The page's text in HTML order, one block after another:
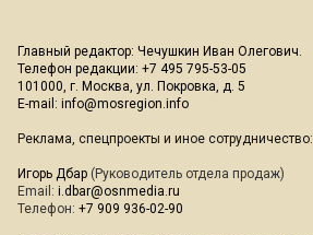
Главный редактор: Чечушкин Иван Олегович.
Телефон редакции: +7 495 795-53-05
101000, г. Москва, ул. Покровка, д. 5
E-mail: info@mosregion.info
Реклама, спецпроекты и иное сотрудничество:
Игорь Дбар (Руководитель отдела продаж)
Email: i.dbar@osnmedia.ru
Телефон: +7 909 936-02-90